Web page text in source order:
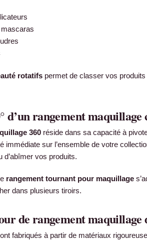
rotatifs permet de classer vos
d’un rangement maquillage
360 réside dans sa capacité à
immédiate sur l’ensemble de votre
d’abîmer vos produits.
rangement tournant pour maquillage
dans plusieurs tiroirs.
de rangement maquillage
fabriqués à partir de matériaux